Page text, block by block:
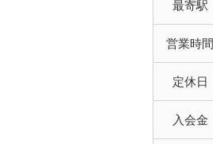
最寄駅
営業時間
定休日
入会金